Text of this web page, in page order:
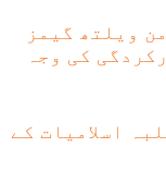
ویلتھ گیمز
کی وجہ
ہزار طلبہ اسلامیات کے